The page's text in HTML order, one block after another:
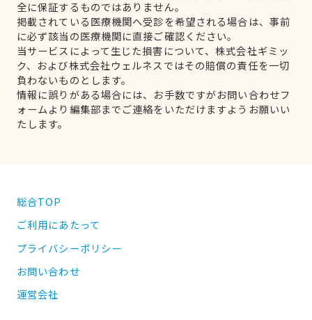
全に保証するものではありません。
掲載されている医療機関へ受診を希望される場合は、事前
に必ず該当の医療機関に直接ご確認ください。
当サービスによって生じた損害について、株式会社ギミッ
ク、および株式会社ウェルネスではその賠償の責任を一切
負わないものとします。
情報に誤りがある場合には、お手数ですがお問い合わせフ
ォームより編集部までご連絡をいただけますようお願いい
たします。
総合TOP
ご利用にあたって
プライバシーポリシー
お問い合わせ
運営会社